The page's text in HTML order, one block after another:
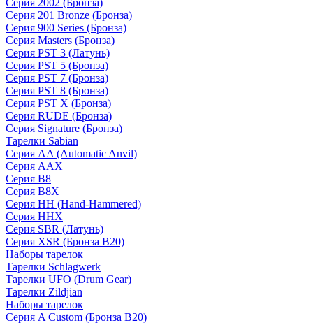
Серия 2002 (Бронза)
Серия 201 Bronze (Бронза)
Серия 900 Series (Бронза)
Серия Masters (Бронза)
Серия PST 3 (Латунь)
Серия PST 5 (Бронза)
Серия PST 7 (Бронза)
Серия PST 8 (Бронза)
Серия PST X (Бронза)
Серия RUDE (Бронза)
Серия Signature (Бронза)
Тарелки Sabian
Серия AA (Automatic Anvil)
Серия AAX
Серия B8
Серия B8X
Серия HH (Hand-Hammered)
Серия HHX
Серия SBR (Латунь)
Серия XSR (Бронза B20)
Наборы тарелок
Тарелки Schlagwerk
Тарелки UFO (Drum Gear)
Тарелки Zildjian
Наборы тарелок
Серия A Custom (Бронза B20)